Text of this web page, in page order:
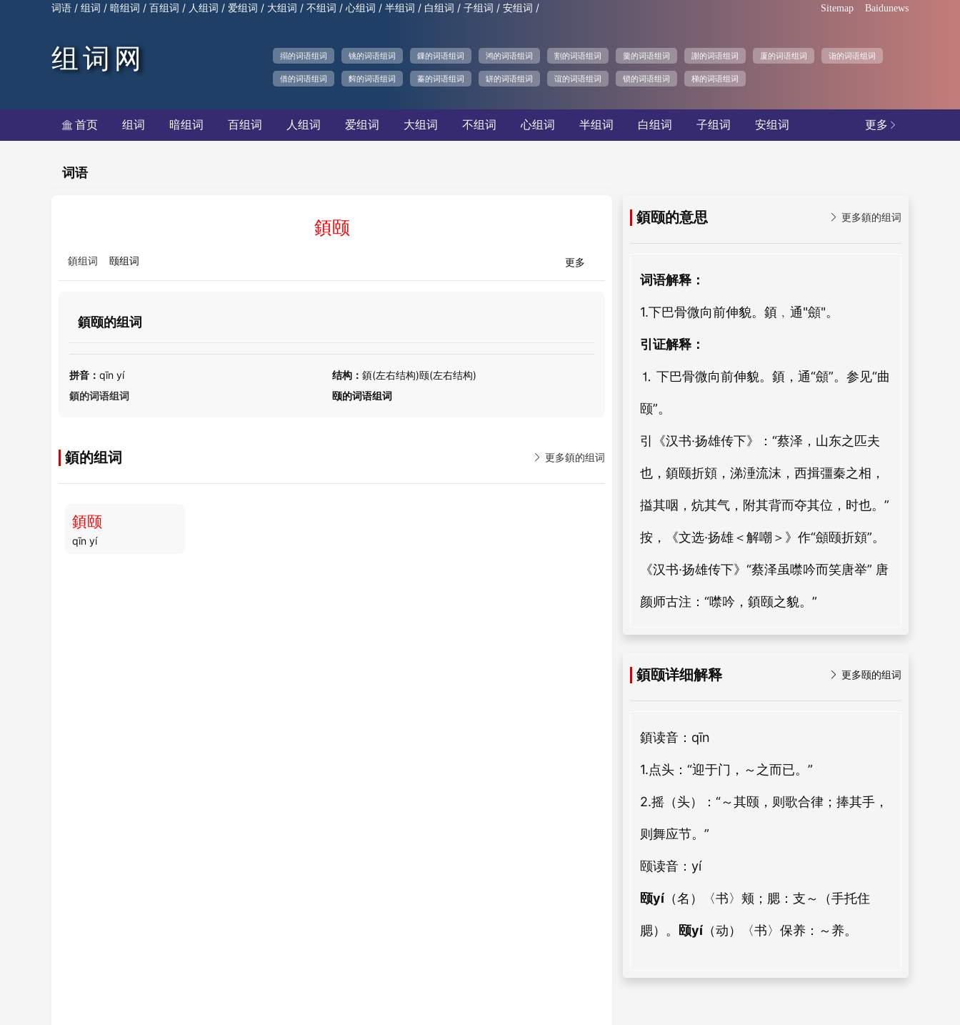
词语 / 组词 / 暗组词 / 百组词 / 人组词 / 爱组词 / 大组词 / 不组词 / 心组词 / 半组词 / 白组词 / 子组词 / 安组词 / Sitemap Baidunews
组词网 搦的词语组词 铫的词语组词 鏁的词语组词 鸿的词语组词 割的词语组词 羹的词语组词 謝的词语组词 厦的词语组词 诣的词语组词
借的词语组词 麰的词语组词 蓁的词语组词 缾的词语组词 谊的词语组词 锁的词语组词 梯的词语组词
更多 
 首页 组词 暗组词 百组词 人组词 爱组词 大组词 不组词 心组词 半组词 白组词 子组词 安组词
词语
顉颐
更多
顉组词 颐组词
顉颐的组词
拼音： qīn yí 结构： 顉(左右结构)颐(左右结构)
顉的词语组词 颐的词语组词
 更多顉的组词
顉的组词
顉颐
qīn yí
 更多顉的组词
顉颐的意思
词语解释：
1.下巴骨微向前伸貌。顉﹐通"顩"。
引证解释：
⒈ 下巴骨微向前伸貌。顉，通“顩”。参见“曲
颐”。
引《汉书·扬雄传下》：“蔡泽，山东之匹夫
也，顉颐折頞，涕涶流沫，西揖彊秦之相，
搤其咽，炕其气，附其背而夺其位，时也。”
按，《文选·扬雄＜解嘲＞》作“顩颐折頞”。
《汉书·扬雄传下》“蔡泽虽噤吟而笑唐举” 唐
颜师古注：“噤吟，顉颐之貌。”
 更多颐的组词
顉颐详细解释
顉读音：qīn
1.点头 ：“迎于门，～之而已。”
2.摇（头） ：“～其颐，则歌合律；捧其手，
则舞应节。”
颐读音：yí
颐yí （名）〈书〉颊；腮： 支～（手托住
腮）。 颐yí （动）〈书〉保养： ～养。